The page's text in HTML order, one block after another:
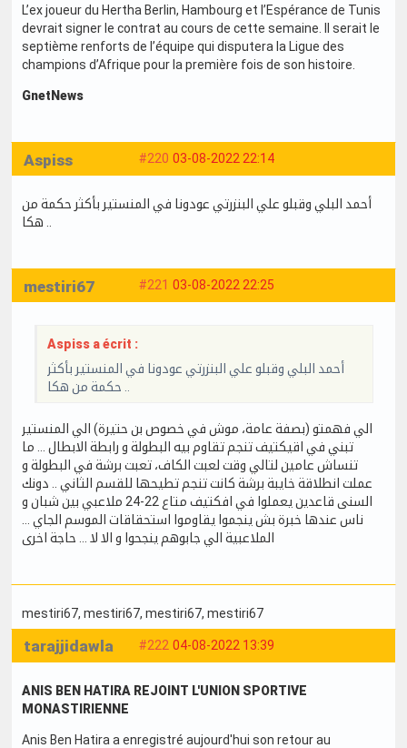
L’ex joueur du Hertha Berlin, Hambourg et l’Espérance de Tunis
devrait signer le contrat au cours de cette semaine. Il serait le
septième renforts de l’équipe qui disputera la Ligue des
champions d’Afrique pour la première fois de son histoire.
GnetNews
#220 03-08-2022 22:14
Aspiss
أحمد البلي وقبلو علي البنزرتي عودونا في المنستير بأكثر حكمة من
#221 03-08-2022 22:25
mestiri67
Aspiss a écrit :
أحمد البلي وقبلو علي البنزرتي عودونا في المنستير بأكثر
الي فهمتو (بصفة عامة، موش في خصوص بن حتيرة) الي المنستير
تبني في اقيكتيف تنجم تقاوم بيه البطولة و رابطة الابطال … ما
تنساش عامين لتالي وقت لعبت الكاف، تعبت برشة في البطولة و
عملت انطلاقة خايبة برشة كانت تنجم تطيحها للقسم الثاني .. دونك
السنى قاعدين يعملوا في افكتيف متاع 22-24 ملاعبي بين شبان و
ناس عندها خبرة بش ينجموا يقاوموا استحقاقات الموسم الجاي …
الملاعبية الي جابوهم ينجحوا و الا لا … حاجة اخرى
mestiri67, mestiri67, mestiri67, mestiri67
#222 04-08-2022 13:39
tarajjidawla
ANIS BEN HATIRA REJOINT L'UNION SPORTIVE
MONASTIRIENNE
Anis Ben Hatira a enregistré aujourd'hui son retour au